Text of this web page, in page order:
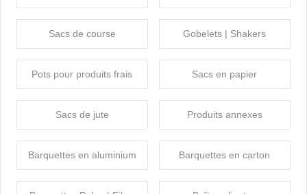
Sacs de course Gobelets | Shakers
Pots pour produits frais Sacs en papier
Sacs de jute Produits annexes
Barquettes en aluminium Barquettes en carton